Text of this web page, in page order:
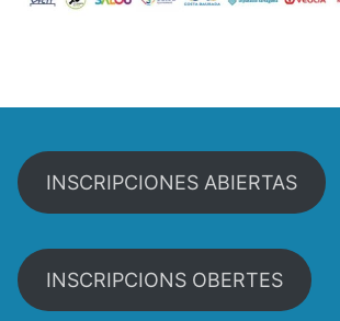
INSCRIPCIONES ABIERTAS
INSCRIPCIONS OBERTES